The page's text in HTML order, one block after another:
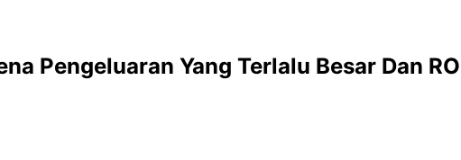
Pengeluaran Yang Terlalu Besar Dan